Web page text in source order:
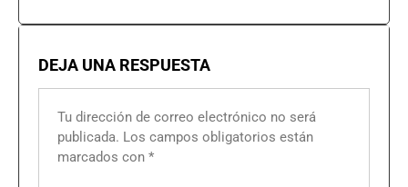
DEJA UNA RESPUESTA
Tu dirección de correo electrónico no será
publicada. Los campos obligatorios están
marcados con *